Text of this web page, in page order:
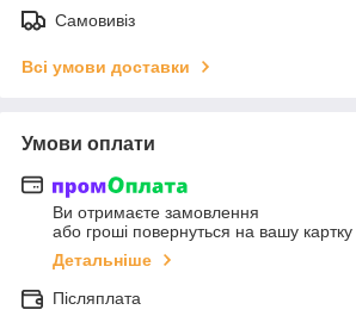
Самовивіз
Всі умови доставки
Умови оплати
Ви отримаєте замовлення
або гроші повернуться на вашу картку
Детальніше
Післяплата